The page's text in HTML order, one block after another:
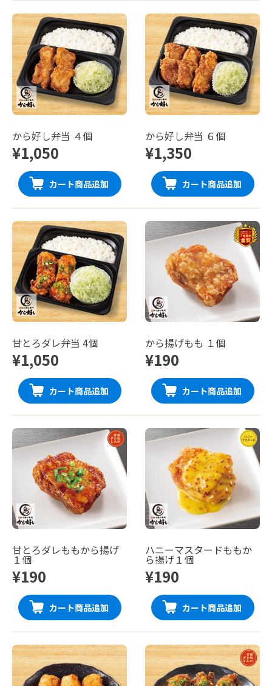
から好し弁当 ４個
¥1,050
カート商品追加
から好し弁当 ６個
¥1,350
カート商品追加
甘とろダレ弁当 4個
¥1,050
カート商品追加
から揚げもも １個
¥190
カート商品追加
甘とろダレももから揚げ
１個
¥190
カート商品追加
ハニーマスタードももか
ら揚げ１個
¥190
カート商品追加